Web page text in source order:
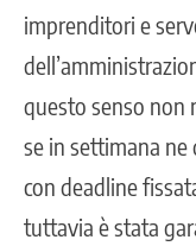
imprenditori e
questo senso non
se in settimana
con deadline
tuttavia è stata